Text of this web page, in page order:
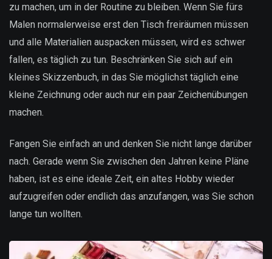
zu machen, um in der Routine zu bleiben. Wenn Sie fürs
Malen normalerweise erst den Tisch freiräumen müssen
und alle Materialien auspacken müssen, wird es schwer
fallen, es täglich zu tun. Beschränken Sie sich auf ein
kleines Skizzenbuch, in das Sie möglichst täglich eine
kleine Zeichnung oder auch nur ein paar Zeichenübungen
machen.
Fangen Sie einfach an und denken Sie nicht lange darüber
nach. Gerade wenn Sie zwischen den Jahren keine Pläne
haben, ist es eine ideale Zeit, ein altes Hobby wieder
aufzugreifen oder endlich das anzufangen, was Sie schon
lange tun wollten.